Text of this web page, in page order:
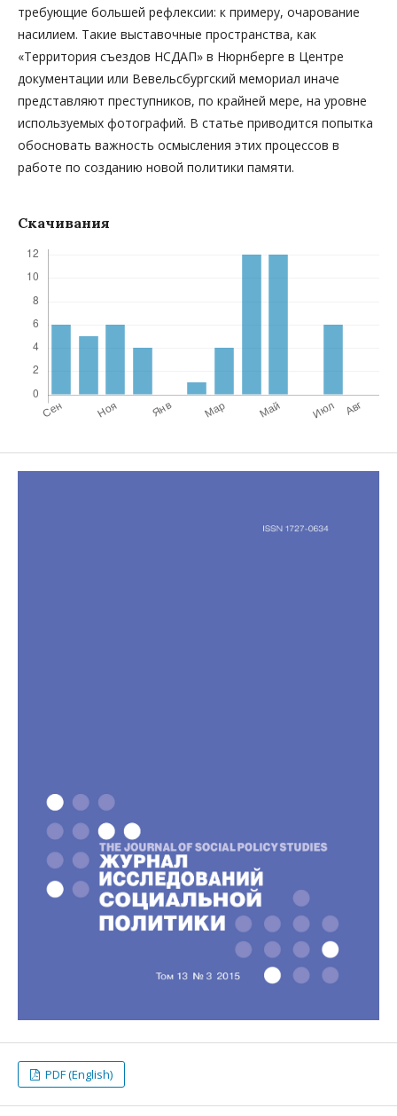
требующие большей рефлексии: к примеру, очарование
насилием. Такие выставочные пространства, как
«Территория съездов НСДАП» в Нюрнберге в Центре
документации или Вевельсбургский мемориал иначе
представляют преступников, по крайней мере, на уровне
используемых фотографий. В статье приводится попытка
обосновать важность осмысления этих процессов в
работе по созданию новой политики памяти.
Скачивания
PDF (English)